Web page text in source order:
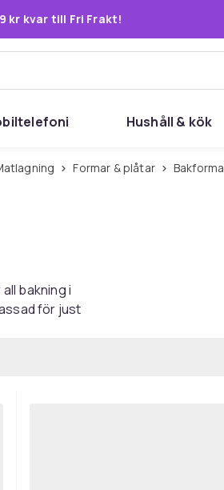
kr kvar till Fri Frakt!
Hushåll & kök
Formar & plåtar
bakning i
för just